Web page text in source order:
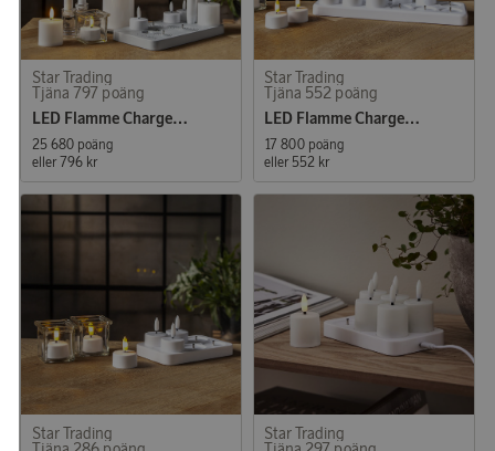
Star Trading
Tjäna 797 poäng
LED Flamme Charge 11-pack Blandade Ljus
25 680 poäng
eller 796 kr
Star Trading
Tjäna 552 poäng
LED Flamme Charge 12-pack Värmeljus
17 800 poäng
eller 552 kr
Star Trading Star Trading